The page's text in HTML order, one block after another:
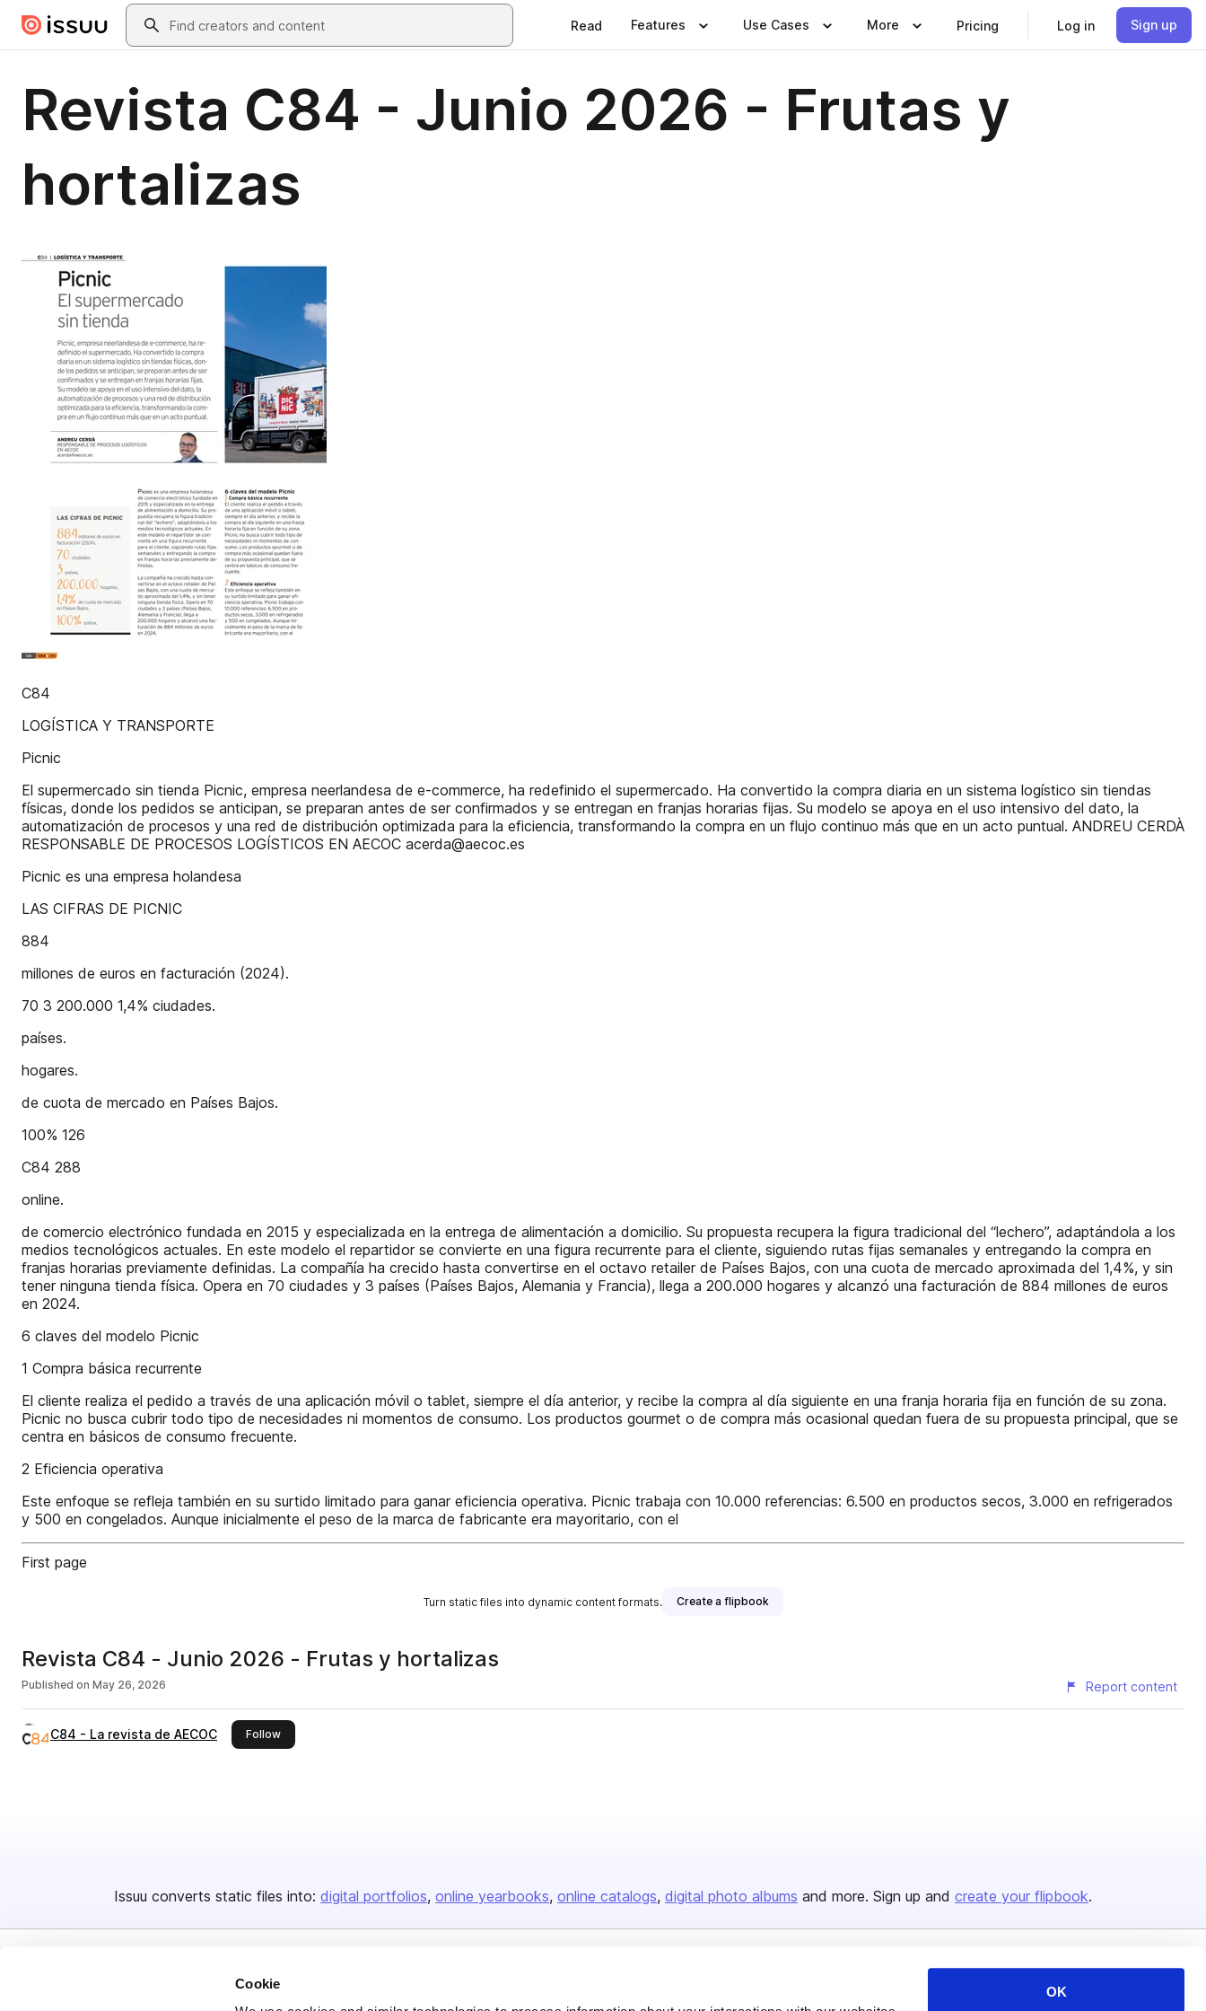
Cookie
OK
Skip to main contentSearch
Read Features Use Cases More Pricing Log in Sign up
Revista C84 - Junio 2026 - Frutas y
hortalizas
C84
LOGÍSTICA Y TRANSPORTE
Picnic
El supermercado sin tienda Picnic, empresa neerlandesa de e-commerce, ha redefinido el supermercado. Ha convertido la compra diaria en un sistema logístico sin tiendas
físicas, donde los pedidos se anticipan, se preparan antes de ser confirmados y se entregan en franjas horarias fijas. Su modelo se apoya en el uso intensivo del dato, la
automatización de procesos y una red de distribución optimizada para la eficiencia, transformando la compra en un flujo continuo más que en un acto puntual. ANDREU CERDÀ
RESPONSABLE DE PROCESOS LOGÍSTICOS EN AECOC acerda@aecoc.es
Picnic es una empresa holandesa
LAS CIFRAS DE PICNIC
884
millones de euros en facturación (2024).
70 3 200.000 1,4% ciudades.
países.
hogares.
de cuota de mercado en Países Bajos.
100% 126
C84 288
online.
de comercio electrónico fundada en 2015 y especializada en la entrega de alimentación a domicilio. Su propuesta recupera la figura tradicional del “lechero”, adaptándola a los
medios tecnológicos actuales. En este modelo el repartidor se convierte en una figura recurrente para el cliente, siguiendo rutas fijas semanales y entregando la compra en
franjas horarias previamente definidas. La compañía ha crecido hasta convertirse en el octavo retailer de Países Bajos, con una cuota de mercado aproximada del 1,4%, y sin
tener ninguna tienda física. Opera en 70 ciudades y 3 países (Países Bajos, Alemania y Francia), llega a 200.000 hogares y alcanzó una facturación de 884 millones de euros
en 2024.
6 claves del modelo Picnic
1 Compra básica recurrente
El cliente realiza el pedido a través de una aplicación móvil o tablet, siempre el día anterior, y recibe la compra al día siguiente en una franja horaria fija en función de su zona.
Picnic no busca cubrir todo tipo de necesidades ni momentos de consumo. Los productos gourmet o de compra más ocasional quedan fuera de su propuesta principal, que se
centra en básicos de consumo frecuente.
2 Eficiencia operativa
Este enfoque se refleja también en su surtido limitado para ganar eficiencia operativa. Picnic trabaja con 10.000 referencias: 6.500 en productos secos, 3.000 en refrigerados
y 500 en congelados. Aunque inicialmente el peso de la marca de fabricante era mayoritario, con el
First page
Turn static files into dynamic content formats. Create a flipbook
Revista C84 - Junio 2026 - Frutas y hortalizas
Published on May 26, 2026 Report content
C84 - La revista de AECOC Followthis publisher
Issuu converts static files into: digital portfolios online yearbooks online catalogs digital photo albums and more. Sign up and create your flipbook.